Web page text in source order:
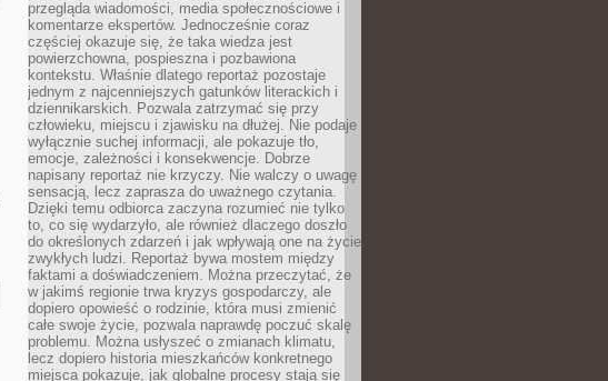
przegląda wiadomości, media społecznościowe i
komentarze ekspertów. Jednocześnie coraz
częściej okazuje się, że taka wiedza jest
powierzchowna, pospieszna i pozbawiona
kontekstu. Właśnie dlatego reportaż pozostaje
jednym z najcenniejszych gatunków literackich i
dziennikarskich. Pozwala zatrzymać się przy
człowieku, miejscu i zjawisku na dłużej. Nie podaje
wyłącznie suchej informacji, ale pokazuje tło,
emocje, zależności i konsekwencje. Dobrze
napisany reportaż nie krzyczy. Nie walczy o uwagę
sensacją, lecz zaprasza do uważnego czytania.
Dzięki temu odbiorca zaczyna rozumieć nie tylko
to, co się wydarzyło, ale również dlaczego doszło
do określonych zdarzeń i jak wpływają one na życie
zwykłych ludzi. Reportaż bywa mostem między
faktami a doświadczeniem. Można przeczytać, że
w jakimś regionie trwa kryzys gospodarczy, ale
dopiero opowieść o rodzinie, która musi zmienić
całe swoje życie, pozwala naprawdę poczuć skalę
problemu. Można usłyszeć o zmianach klimatu,
lecz dopiero historia mieszkańców konkretnego
miejsca pokazuje, jak globalne procesy stają się